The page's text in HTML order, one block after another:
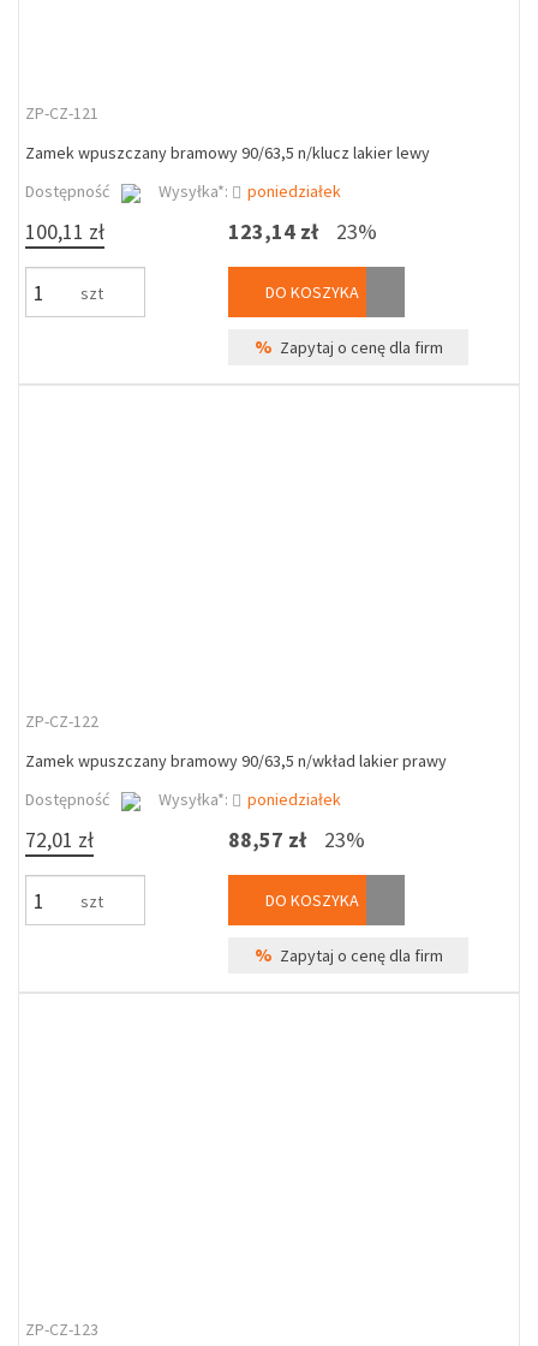
ZP-CZ-121
Zamek wpuszczany bramowy 90/63,5 n/klucz lakier lewy
Dostępność
Wysyłka*: poniedziałek
100,11 zł
szt
123,14 zł 23%
DO KOSZYKA
% Zapytaj o cenę dla firm
ZP-CZ-122
Zamek wpuszczany bramowy 90/63,5 n/wkład lakier prawy
Dostępność
Wysyłka*: poniedziałek
72,01 zł
szt
88,57 zł 23%
DO KOSZYKA
% Zapytaj o cenę dla firm
ZP-CZ-123